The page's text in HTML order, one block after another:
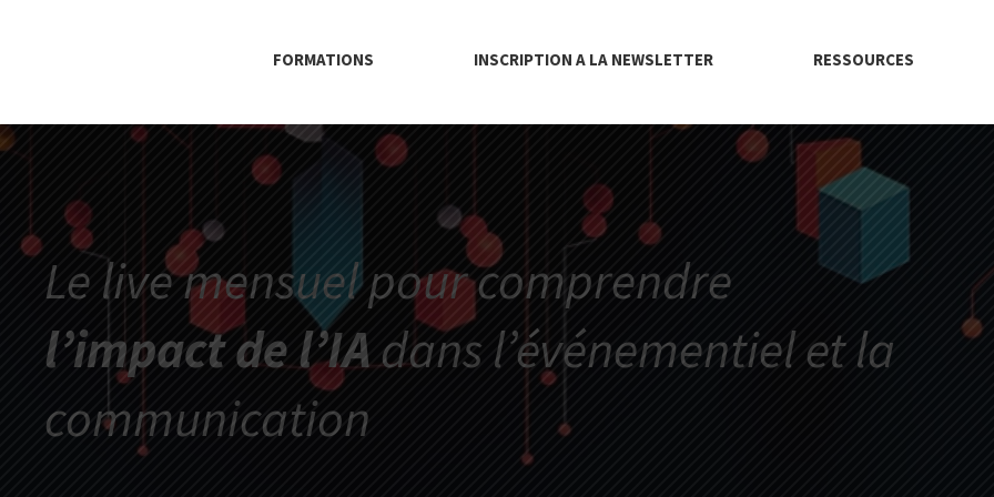
FORMATIONS INSCRIPTION A LA NEWSLETTER RESSOURCES
Le live mensuel pour comprendre
l’impact de l’IAdans l’événementiel et la
communication